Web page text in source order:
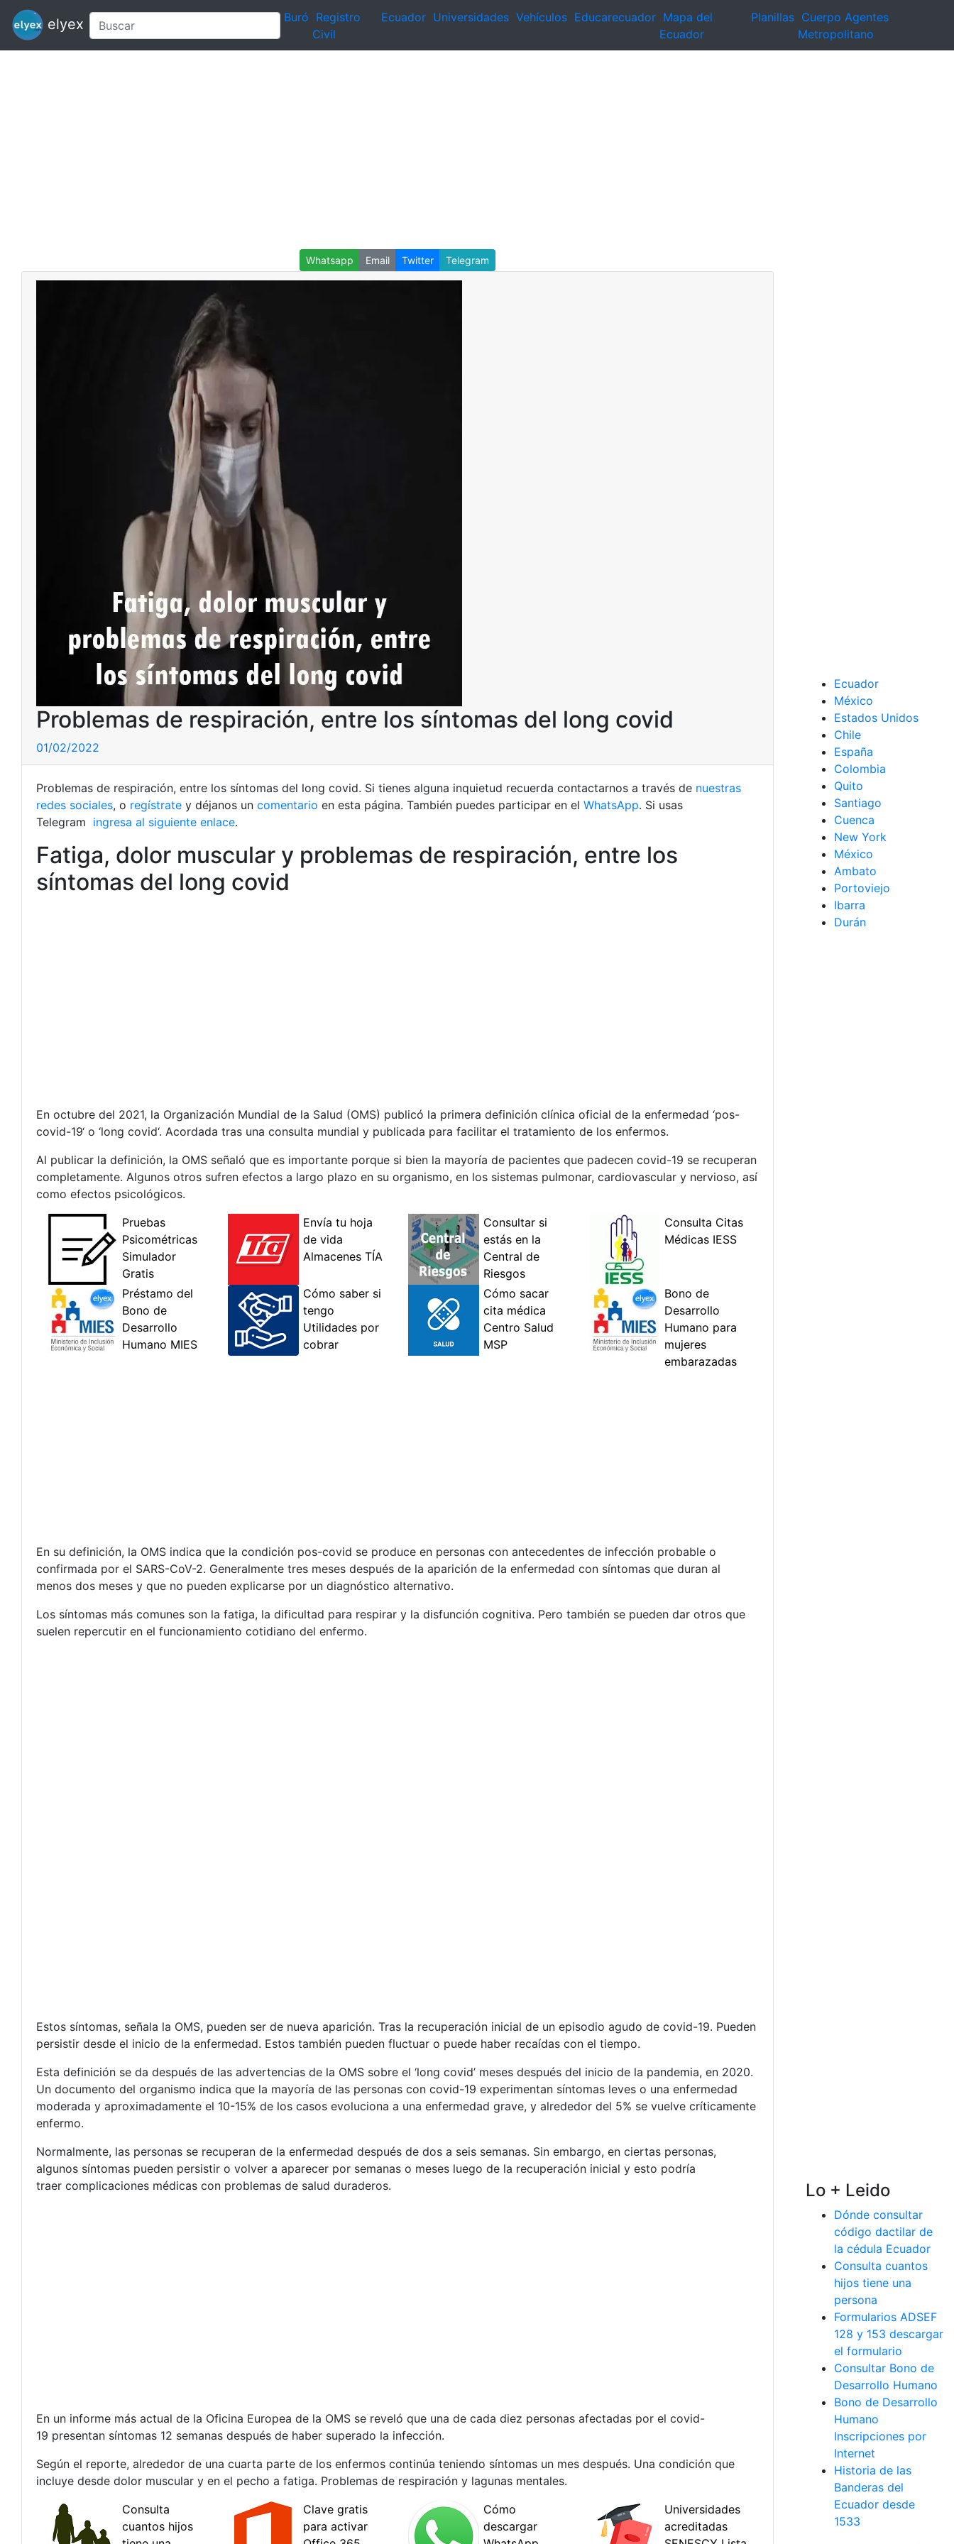
elyex Buró Registro
Civil
Ecuador Universidades Vehículos Educarecuador Mapa del
Ecuador
Planillas Cuerpo Agentes
Metropolitano
Whatsapp Email Twitter Telegram
Problemas de respiración, entre los síntomas del long covid
01/02/2022
Problemas de respiración, entre los síntomas del long covid. Si tienes alguna inquietud recuerda contactarnos a través de nuestras
redes sociales, o regístrate y déjanos un comentario en esta página. También puedes participar en el WhatsApp. Si usas
Telegram ingresa al siguiente enlace.
Fatiga, dolor muscular y problemas de respiración, entre los
síntomas del long covid
En octubre del 2021, la Organización Mundial de la Salud (OMS) publicó la primera definición clínica oficial de la enfermedad ‘pos-
covid-19‘ o ‘long covid‘. Acordada tras una consulta mundial y publicada para facilitar el tratamiento de los enfermos.
Al publicar la definición, la OMS señaló que es importante porque si bien la mayoría de pacientes que padecen covid-19 se recuperan
completamente. Algunos otros sufren efectos a largo plazo en su organismo, en los sistemas pulmonar, cardiovascular y nervioso, así
como efectos psicológicos.
En su definición, la OMS indica que la condición pos-covid se produce en personas con antecedentes de infección probable o
confirmada por el SARS-CoV-2. Generalmente tres meses después de la aparición de la enfermedad con síntomas que duran al
menos dos meses y que no pueden explicarse por un diagnóstico alternativo.
Los síntomas más comunes son la fatiga, la dificultad para respirar y la disfunción cognitiva. Pero también se pueden dar otros que
suelen repercutir en el funcionamiento cotidiano del enfermo.
Estos síntomas, señala la OMS, pueden ser de nueva aparición. Tras la recuperación inicial de un episodio agudo de covid-19. Pueden
persistir desde el inicio de la enfermedad. Estos también pueden fluctuar o puede haber recaídas con el tiempo.
Esta definición se da después de las advertencias de la OMS sobre el ‘long covid’ meses después del inicio de la pandemia, en 2020.
Un documento del organismo indica que la mayoría de las personas con covid-19 experimentan síntomas leves o una enfermedad
moderada y aproximadamente el 10-15% de los casos evoluciona a una enfermedad grave, y alrededor del 5% se vuelve críticamente
enfermo.
Normalmente, las personas se recuperan de la enfermedad después de dos a seis semanas. Sin embargo, en ciertas personas,
algunos síntomas pueden persistir o volver a aparecer por semanas o meses luego de la recuperación inicial y esto podría
traer complicaciones médicas con problemas de salud duraderos.
En un informe más actual de la Oficina Europea de la OMS se reveló que una de cada diez personas afectadas por el covid-
19 presentan síntomas 12 semanas después de haber superado la infección.
Según el reporte, alrededor de una cuarta parte de los enfermos continúa teniendo síntomas un mes después. Una condición que
incluye desde dolor muscular y en el pecho a fatiga. Problemas de respiración y lagunas mentales.
Ecuador
México
Estados Unidos
Chile
España
Colombia
Quito
Santiago
Cuenca
New York
México
Ambato
Portoviejo
Ibarra
Durán
Lo + Leido
Dónde consultar
código dactilar de
la cédula Ecuador
Consulta cuantos
hijos tiene una
persona
Formularios ADSEF
128 y 153 descargar
el formulario
Consultar Bono de
Desarrollo Humano
Bono de Desarrollo
Humano
Inscripciones por
Internet
Historia de las
Banderas del
Ecuador desde
1533